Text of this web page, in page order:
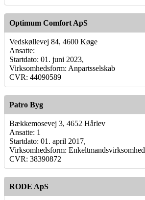
Optimum Comfort ApS
Vedskøllevej 84, 4600 Køge
Ansatte:
Startdato: 01. juni 2023,
Virksomhedsform: Anpartsselskab
CVR: 44090589
Patro Byg
Bækkemosevej 3, 4652 Hårlev
Ansatte: 1
Startdato: 01. april 2017,
Virksomhedsform: Enkeltmandsvirksomhed
CVR: 38390872
RODE ApS